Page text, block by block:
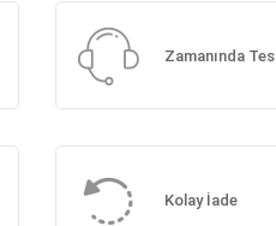
Zamanında
Kolay İade